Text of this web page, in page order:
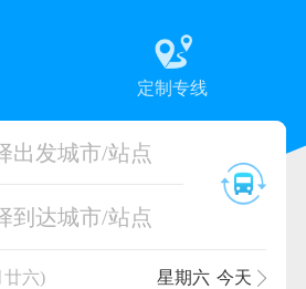
定制专线
出发城市/站点
到达城市/站点
廿六) 星期六 今天